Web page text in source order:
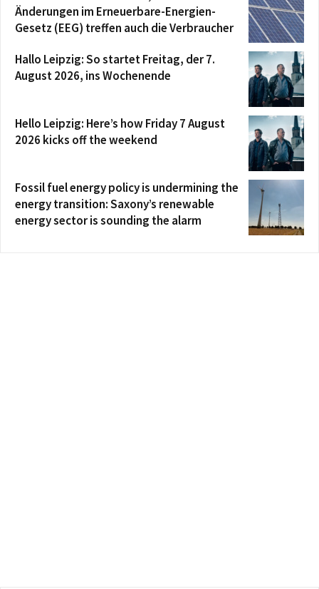
Änderungen im Erneuerbare-Energien-
Gesetz (EEG) treffen auch die Verbraucher
Hallo Leipzig: So startet Freitag, der 7.
August 2026, ins Wochenende
Hello Leipzig: Here’s how Friday 7 August
2026 kicks off the weekend
Fossil fuel energy policy is undermining the
energy transition: Saxony’s renewable
energy sector is sounding the alarm